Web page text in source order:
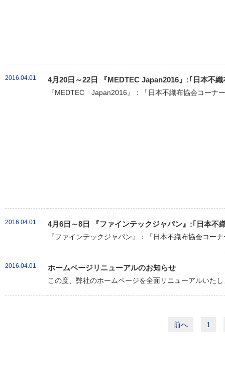
2016.04.01 4月20日～22日 『MEDTEC Japan2016』:｢日本不
『MEDTEC Japan2016』：「日本不織布協会コーナ
2016.04.01 4月6日～8日 『ファインテックジャパン』:｢日本不
『ファインテックジャパン』：「日本不織布協会コー
2016.04.01 ホームページリニューアルのお知らせ
この度、弊社のホームページを全面リニューアルいた
前へ 1